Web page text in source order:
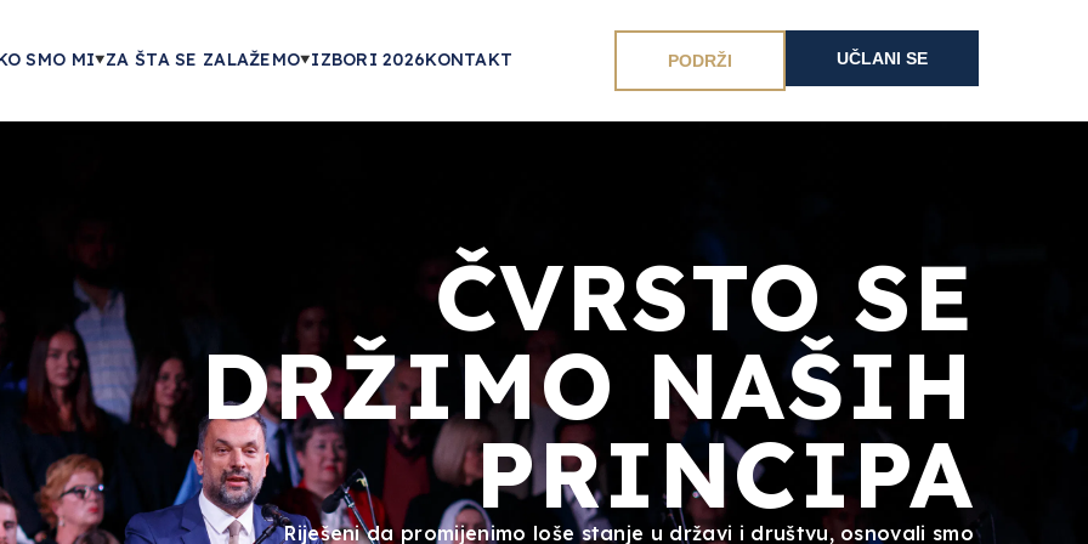
SMO MI ZA ŠTA SE ZALAŽEMO IZBORI 2026KONTAKT PODRŽI UČLANI SE
ČVRSTO SE
DRŽIMO NAŠIH
PRINCIPA
Riješeni da promijenimo loše stanje u državi i društvu, osnovali smo